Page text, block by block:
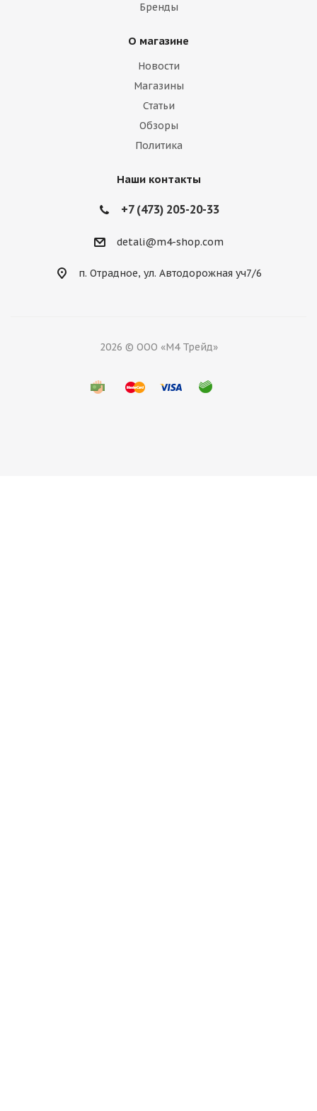
Бренды
О магазине
Новости
Магазины
Статьи
Обзоры
Политика
Наши контакты
+7 (473) 205-20-33
detali@m4-shop.com
п. Отрадное, ул. Автодорожная уч7/6
2026 © ООО «М4 Трейд»